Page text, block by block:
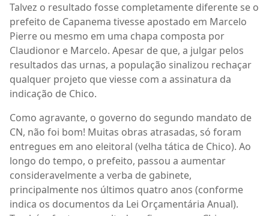
Talvez o resultado fosse completamente diferente se o
prefeito de Capanema tivesse apostado em Marcelo
Pierre ou mesmo em uma chapa composta por
Claudionor e Marcelo. Apesar de que, a julgar pelos
resultados das urnas, a população sinalizou rechaçar
qualquer projeto que viesse com a assinatura da
indicação de Chico.
Como agravante, o governo do segundo mandato de
CN, não foi bom! Muitas obras atrasadas, só foram
entregues em ano eleitoral (velha tática de Chico). Ao
longo do tempo, o prefeito, passou a aumentar
consideravelmente a verba de gabinete,
principalmente nos últimos quatro anos (conforme
indica os documentos da Lei Orçamentária Anual).